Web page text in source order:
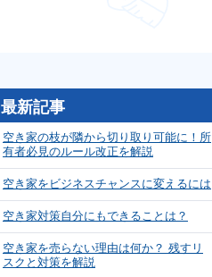
最新記事
空き家の枝が隣から切り取り可能に！所
有者必見のルール改正を解説
空き家をビジネスチャンスに変えるには
空き家対策自分にもできることは？
空き家を売らない理由は何か？ 残すリ
スクと対策を解説